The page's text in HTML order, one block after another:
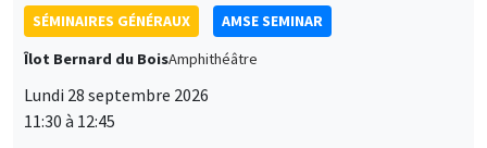
SÉMINAIRES GÉNÉRAUX
AMSE SEMINAR
Îlot Bernard du BoisAmphithéâtre
Lundi 28 septembre 2026
11:30 à 12:45